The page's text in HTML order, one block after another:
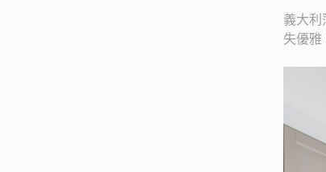
義大利
失優雅